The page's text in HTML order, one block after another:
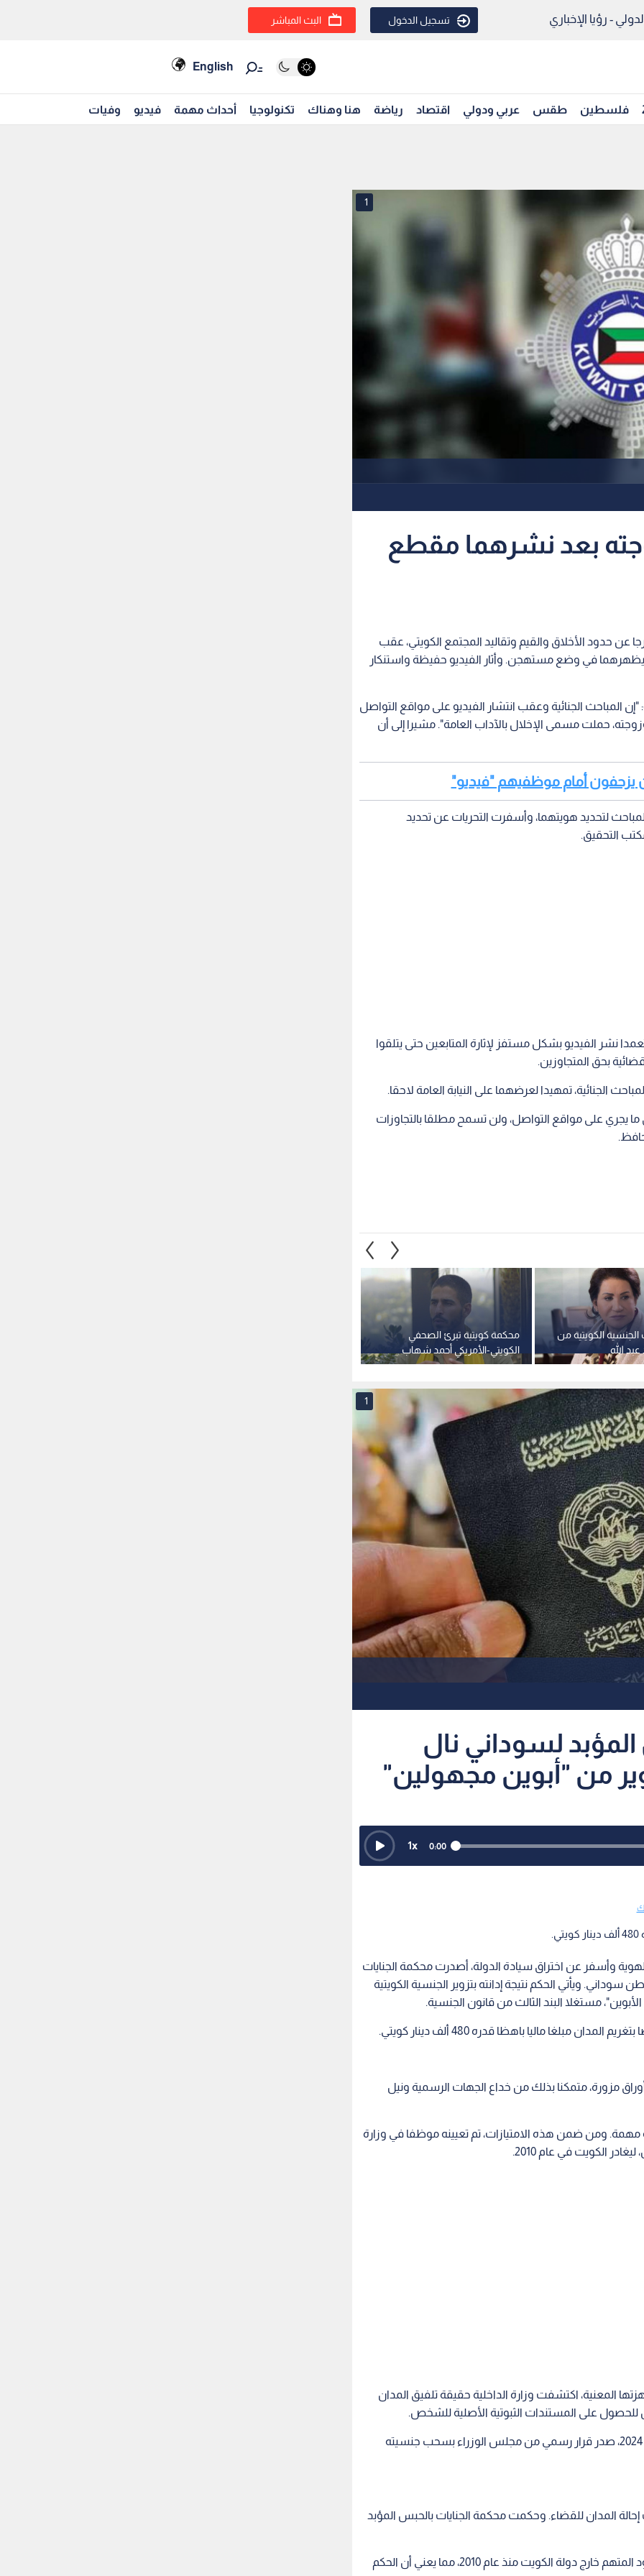
- رؤيا الإخباري تسجيل الدخول البث المباشر
English
فلسطين طقس عربي ودولي اقتصاد رياضة هنا وهناك تكنولوجيا أحداث مهمة فيديو وفيات
1
بعد نشرهما مقطع
عن حدود الأخلاق والقيم وتقاليد المجتمع الكويتي، عقب
في وضع مستهجن. وأثار الفيديو حفيظة واستنكار
المباحث الجنائية وعقب انتشار الفيديو على مواقع التواصل
حملت مسمى الإخلال بالآداب العامة". مشيرا إلى أن
يزحفون أمام موظفيهم "فيديو"
لتحديد هويتهما، وأسفرت التحريات عن تحديد
التحقيق.
نشر الفيديو بشكل مستفز لإثارة المتابعين حتى يتلقوا
بحق المتجاوزين.
تمهيدا لعرضهما على النيابة العامة لاحقا.
ما يجري على مواقع التواصل، ولن تسمح مطلقا بالتجاوزات
محكمة كويتية تبرئ الصحفي
الكويتي-الأمريكي أحمد شهاب
الدين بعد 52 يوما من الاحتجاز
الكويتية من
الله
1
لسوداني نال
من "أبوين مجهولين"
0:00
1x
وأسفر عن اختراق سيادة الدولة، أصدرت محكمة الجنايات
سوداني. ويأتي الحكم نتيجة إدانته بتزوير الجنسية الكويتية
مستغلا البند الثالث من قانون الجنسية.
ماليا باهظا قدره 480 ألف دينار كويتي.
مزورة، متمكنا بذلك من خداع الجهات الرسمية ونيل
مهمة. ومن ضمن هذه الامتيازات، تم تعيينه موظفا في وزارة
الكويت في عام 2010.
المعنية، اكتشفت وزارة الداخلية حقيقة تلفيق المدان
للحصول على المستندات الثبوتية الأصلية للشخص.
وتأكد بناء على ذلك أن ادعاءه كان باطلا، وفي نوفمبر 2024، صدر قرار رسمي من مجلس الوزراء بسحب جنسيته
المدان للقضاء. وحكمت محكمة الجنايات بالحبس المؤبد
وجدير بالذكر أن المحكمة أصدرت حكمها "غيابيا"، لوجود المتهم خارج دولة الكويت منذ عام 2010، مما يعني أن الحكم